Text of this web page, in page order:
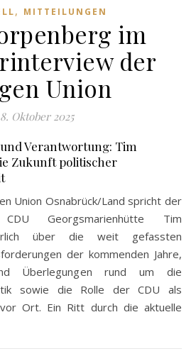
, MITTEILUNGEN
im
der
Union
8. Oktober 2025
Verantwortung: Tim
Zukunft politischer
Georgsmarienhütte Tim
über die weit gefassten
der kommenden Jahre,
Überlegungen rund um die
sowie die Rolle der CDU als
Ort. Ein Ritt durch die aktuelle